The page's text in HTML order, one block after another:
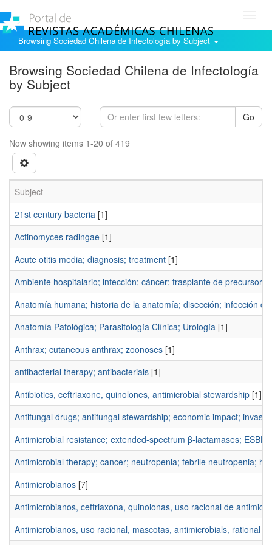
Browsing Sociedad Chilena de Infectología by Subject
Browsing Sociedad Chilena de Infectología
by Subject
Go
Now showing items 1-20 of 419
Subject
21st century bacteria [1]
Actinomyces radingae [1]
Acute otitis media; diagnosis; treatment [1]
Ambiente hospitalario; infección; cáncer; trasplante de
Anatomía humana; historia de la anatomía; disección; infección
Anatomía Patológica; Parasitología Clínica; Urología [1]
Anthrax; cutaneous anthrax; zoonoses [1]
antibacterial therapy; antibacterials [1]
Antibiotics, ceftriaxone, quinolones, antimicrobial stewardship [1]
Antifungal drugs; antifungal stewardship; economic impact;
Antimicrobial resistance; extended-spectrum β-lactamases; ESBL
Antimicrobial therapy; cancer; neutropenia; febrile neutropenia;
Antimicrobianos [7]
Antimicrobianos, ceftriaxona, quinolonas, uso racional de
Antimicrobianos, uso racional, mascotas, antimicrobials, rational